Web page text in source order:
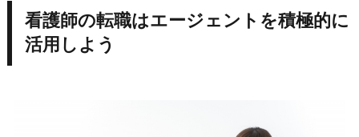
看護師の転職はエージェントを積極的に
活用しよう